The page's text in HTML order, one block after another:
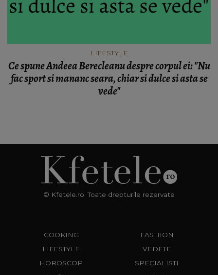
LIFESTYLE
Ce spune Andeea Berecleanu despre corpul ei: "Nu
fac sport si mananc seara, chiar si dulce si asta se
vede"
© Kfetele.ro. Toate drepturile rezervate
COOKING
LIFESTYLE
HOROSCOP
FASHION
VEDETE
SPECIALISTI